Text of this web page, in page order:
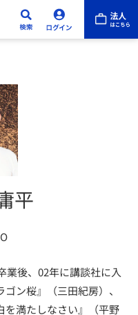
平
業後、02年に講談社に入
ン桜』（三田紀房）、
を満たしなさい』（平野